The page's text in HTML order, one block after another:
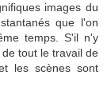
images du
que l'on
temps. S'il n'y
tout le travail de
les scènes sont